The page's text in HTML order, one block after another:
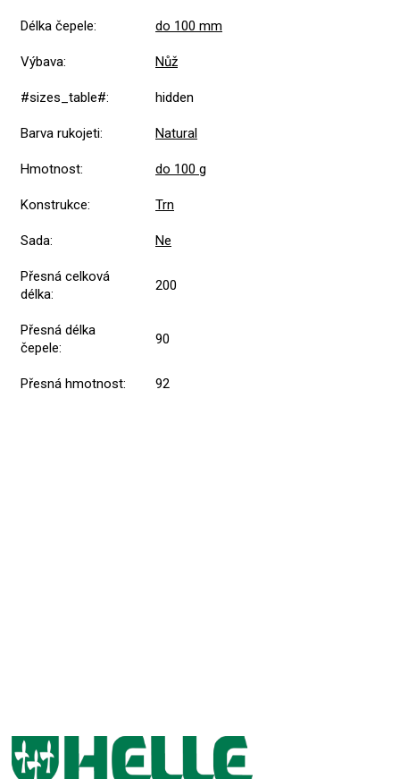
Délka čepele: do 100 mm
Výbava: Nůž
#sizes_table#: hidden
Barva rukojeti: Natural
Hmotnost: do 100 g
Konstrukce: Trn
Sada: Ne
Přesná celková
délka:
200
Přesná délka
čepele:
90
Přesná hmotnost: 92